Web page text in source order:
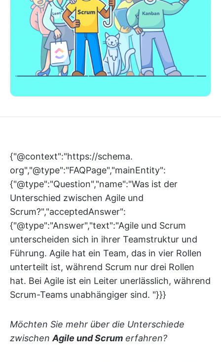
{"@context":"https://schema.
org","@type":"FAQPage","mainEntity":
{"@type":"Question","name":"Was ist der
Unterschied zwischen Agile und
Scrum?","acceptedAnswer":
{"@type":"Answer","text":"Agile und Scrum
unterscheiden sich in ihrer Teamstruktur und
Führung. Agile hat ein Team, das in vier Rollen
unterteilt ist, während Scrum nur drei Rollen
hat. Bei Agile ist ein Leiter unerlässlich, während
Scrum-Teams unabhängiger sind. "}}}
Möchten Sie mehr über die Unterschiede
zwischen Agile und Scrum erfahren?